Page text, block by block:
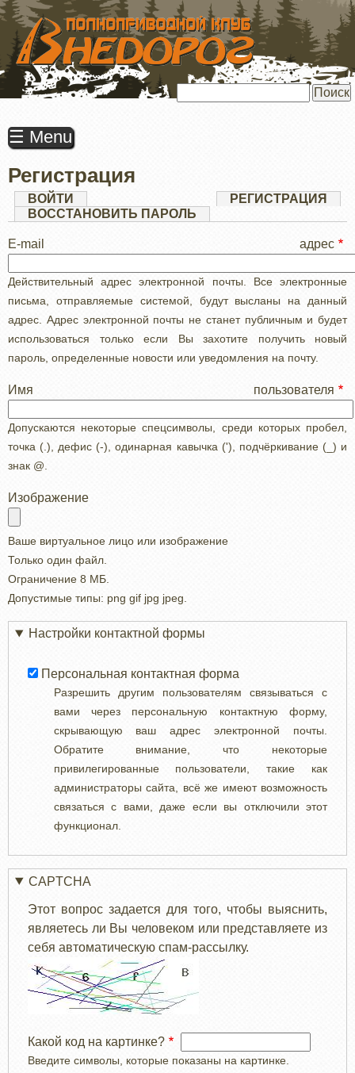
ПЕРЕЙТИ
ОСНОВНОМУ
СОДЕРЖАНИЮ
☰ Menu
Регистрация
Главные
вкладки
ВОЙТИ РЕГИСТРАЦИЯ
ВОССТАНОВИТЬ ПАРОЛЬ
E-mail адрес
Действительный адрес электронной почты. Все электронные
письма, отправляемые системой, будут высланы на данный
адрес. Адрес электронной почты не станет публичным и будет
использоваться только если Вы захотите получить новый
пароль, определенные новости или уведомления на почту.
Имя пользователя
Допускаются некоторые спецсимволы, среди которых пробел,
точка (.), дефис (-), одинарная кавычка ('), подчёркивание (_) и
знак @.
Изображение
Ваше виртуальное лицо или изображение
Только один файл.
Ограничение 8 МБ.
Допустимые типы: png gif jpg jpeg.
Настройки контактной формы
Персональная контактная форма
Разрешить другим пользователям связываться с
вами через персональную контактную форму,
скрывающую ваш адрес электронной почты.
Обратите внимание, что некоторые
привилегированные пользователи, такие как
администраторы сайта, всё же имеют возможность
связаться с вами, даже если вы отключили этот
функционал.
CAPTCHA
Этот вопрос задается для того, чтобы выяснить,
являетесь ли Вы человеком или представляете из
себя автоматическую спам-рассылку.
Какой код на картинке?
Введите символы, которые показаны на картинке.